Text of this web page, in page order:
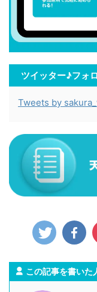
ツイッター♪フォ
Tweets by
この記事を書いた